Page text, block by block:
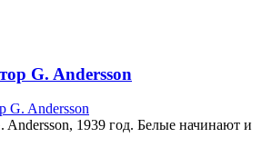
G. Andersson
Andersson, 1939 год. Белые начинают и